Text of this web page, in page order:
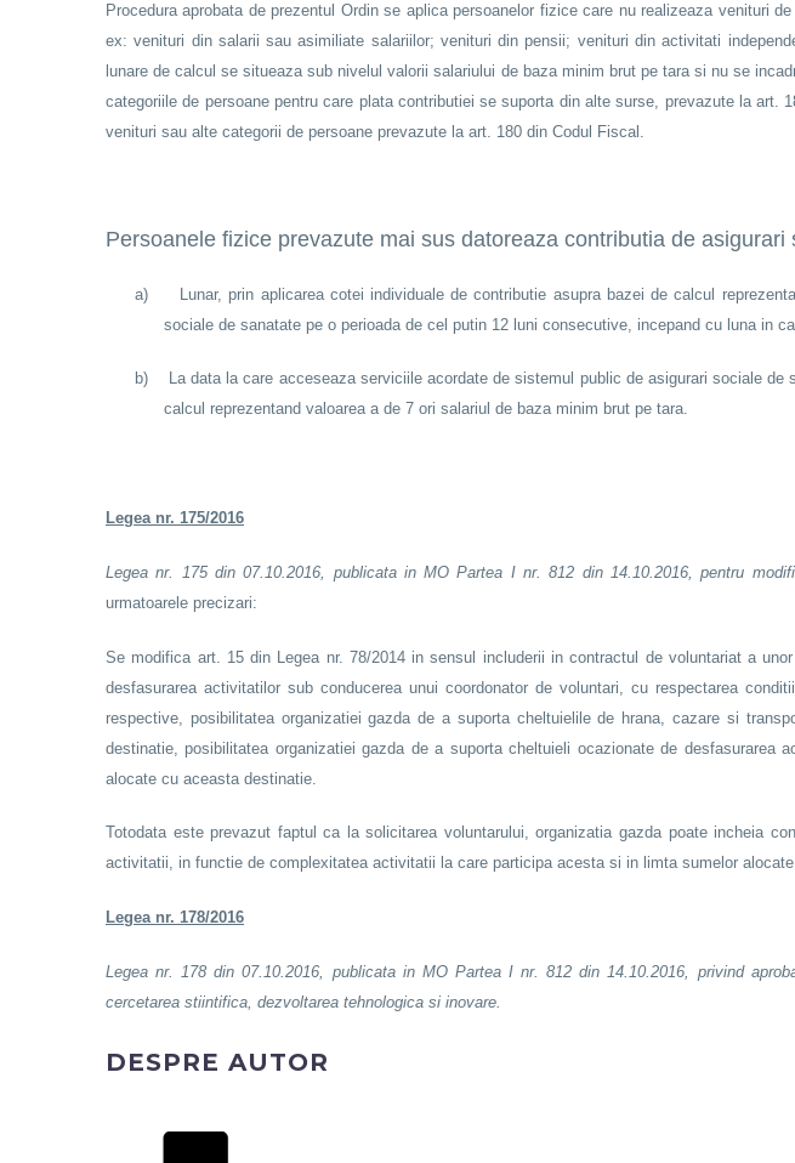
Procedura aprobata de prezentul Ordin se aplica persoanelor fizice care nu realizeaza venituri
ex: venituri din salarii sau asimiliate salariilor; venituri din pensii; venituri din activitati
lunare de calcul se situeaza sub nivelul valorii salariului de baza minim brut pe tara si nu se
categoriile de persoane pentru care plata contributiei se suporta din alte surse, prevazute la
venituri sau alte categorii de persoane prevazute la art. 180 din Codul Fiscal.
Persoanele fizice prevazute mai sus datoreaza contributia de asigurari
a)
Lunar, prin aplicarea cotei individuale de contributie asupra bazei de calcul
sociale de sanatate pe o perioada de cel putin 12 luni consecutive, incepand cu luna in
b)
La data la care acceseaza serviciile acordate de sistemul public de asigurari sociale
calcul reprezentand valoarea a de 7 ori salariul de baza minim brut pe tara.
Legea nr. 175/2016
Legea nr. 175 din 07.10.2016, publicata in MO Partea I nr. 812 din 14.10.2016, pentru
urmatoarele precizari:
Se modifica art. 15 din Legea nr. 78/2014 in sensul includerii in contractul de voluntariat a
desfasurarea activitatilor sub conducerea unui coordonator de voluntari, cu respectarea
respective, posibilitatea organizatiei gazda de a suporta cheltuielile de hrana, cazare si
destinatie, posibilitatea organizatiei gazda de a suporta cheltuieli ocazionate de
alocate cu aceasta destinatie.
Totodata este prevazut faptul ca la solicitarea voluntarului, organizatia gazda poate incheia
activitatii, in functie de complexitatea activitatii la care participa acesta si in limta sumelor
Legea nr. 178/2016
Legea nr. 178 din 07.10.2016, publicata in MO Partea I nr. 812 din 14.10.2016, privind
cercetarea stiintifica, dezvoltarea tehnologica si inovare.
DESPRE AUTOR